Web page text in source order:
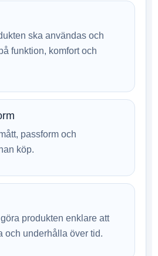
ska användas och
funktion, komfort och
passform och
köp.
produkten enklare att
och underhålla över tid.